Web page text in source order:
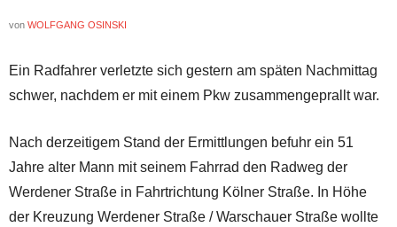
von WOLFGANG OSINSKI
Ein Radfahrer verletzte sich gestern am späten Nachmittag
schwer, nachdem er mit einem Pkw zusammengeprallt war.
Nach derzeitigem Stand der Ermittlungen befuhr ein 51
Jahre alter Mann mit seinem Fahrrad den Radweg der
Werdener Straße in Fahrtrichtung Kölner Straße. In Höhe
der Kreuzung Werdener Straße / Warschauer Straße wollte